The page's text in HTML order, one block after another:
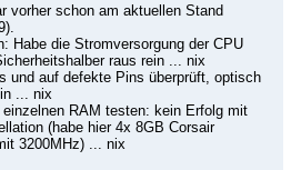
vorher schon am aktuellen Stand
Habe die Stromversorgung der CPU
raus rein ... nix
und auf defekte Pins überprüft, optisch
... nix
RAM testen: kein Erfolg mit
(habe hier 4x 8GB Corsair
3200MHz) ... nix